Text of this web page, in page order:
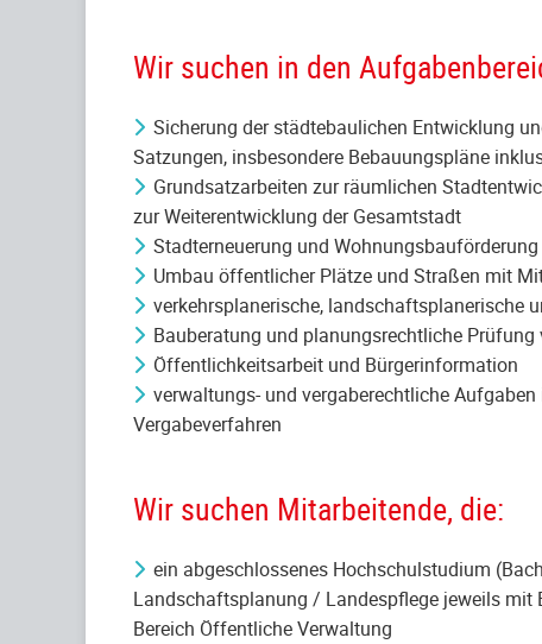
Wir suchen in den
Sicherung der städtebaulichen Entwicklung
Satzungen, insbesondere Bebauungspläne
Grundsatzarbeiten zur räumlichen
zur Weiterentwicklung der Gesamtstadt
Stadterneuerung und Wohnungsbauförderung
Umbau öffentlicher Plätze und Straßen mit
verkehrsplanerische, landschaftsplanerische
Bauberatung und planungsrechtliche
Öffentlichkeitsarbeit und Bürgerinformation
verwaltungs- und vergaberechtliche
Vergabeverfahren
Wir suchen Mitarbeitende, die:
ein abgeschlossenes Hochschulstudium
Landschaftsplanung / Landespflege jeweils mit
Bereich Öffentliche Verwaltung